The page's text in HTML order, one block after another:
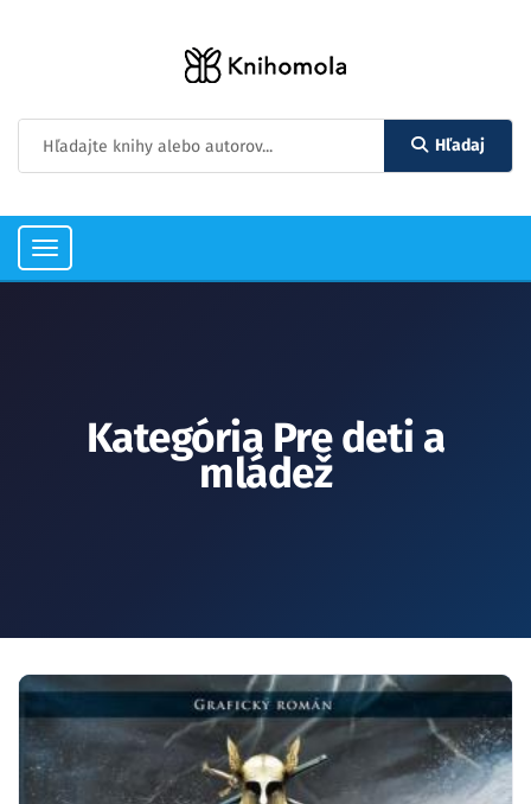
Hľadaj
Toggle
Kategória Pre deti a
mládež